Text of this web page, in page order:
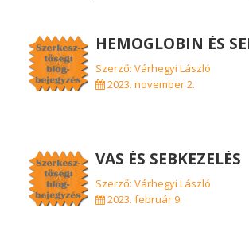
HEMOGLOBIN ÉS
Szerző: Várhegyi László
2023. november 2.
VAS ÉS SEBKEZELÉS
Szerző: Várhegyi László
2023. február 9.